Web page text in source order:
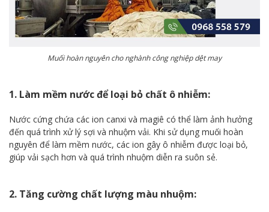
Muối hoàn nguyên cho nghành công nghiệp dệt may
1. Làm mềm nước để loại bỏ chất ô nhiễm:
Nước cứng chứa các ion canxi và magiê có thể làm ảnh hưởng
đến quá trình xử lý sợi và nhuộm vải. Khi sử dụng muối hoàn
nguyên để làm mềm nước, các ion gây ô nhiễm được loại bỏ,
giúp vải sạch hơn và quá trình nhuộm diễn ra suôn sẻ.
2. Tăng cường chất lượng màu nhuộm: